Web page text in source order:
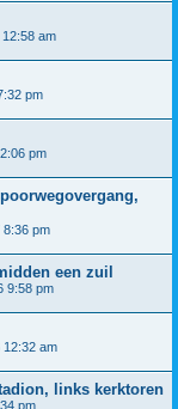
am
pm
pm
8:36 pm
een zuil
9:58 pm
12:32 am
links kerktoren
pm